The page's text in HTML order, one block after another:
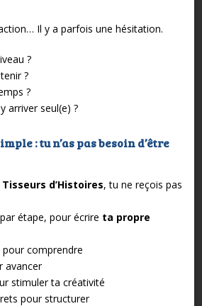
Il y a parfois une hésitation.
?
?
?
arriver seul(e) ?
: tu n’as pas besoin d’être
d’Histoires, tu ne reçois pas
étape, pour écrire ta propre
comprendre
avancer
stimuler ta créativité
pour structurer